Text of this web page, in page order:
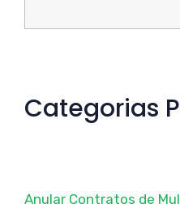
Categorias
Anular Contratos de